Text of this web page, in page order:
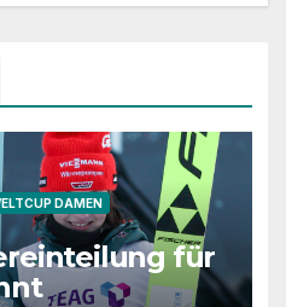
DAMEN
für